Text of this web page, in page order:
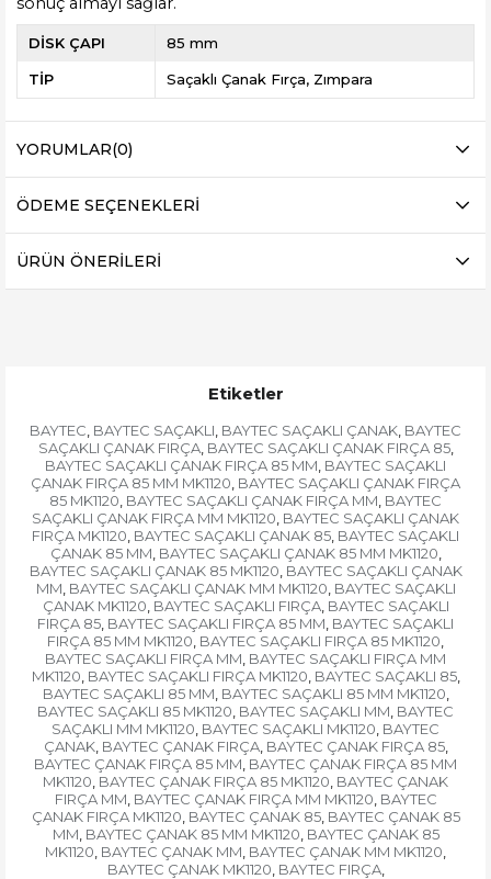
DİSK ÇAPI 85 mm
TİP Saçaklı Çanak Fırça Zımpara
YORUMLAR(0)
ÖDEME SEÇENEKLERI
ÜRÜN ÖNERILERI
Etiketler
BAYTEC BAYTEC SAÇAKLI BAYTEC SAÇAKLI ÇANAK BAYTEC
SAÇAKLI ÇANAK FIRÇA, BAYTEC SAÇAKLI ÇANAK FIRÇA 85,
BAYTEC SAÇAKLI ÇANAK FIRÇA 85 MM BAYTEC SAÇAKLI
ÇANAK FIRÇA 85 MM MK1120 BAYTEC SAÇAKLI ÇANAK FIRÇA
85 MK1120 BAYTEC SAÇAKLI ÇANAK FIRÇA MM BAYTEC
SAÇAKLI ÇANAK FIRÇA MM MK1120 BAYTEC SAÇAKLI ÇANAK
FIRÇA MK1120 BAYTEC SAÇAKLI ÇANAK 85 BAYTEC SAÇAKLI
ÇANAK 85 MM BAYTEC SAÇAKLI ÇANAK 85 MM MK1120
BAYTEC SAÇAKLI ÇANAK 85 MK1120 BAYTEC SAÇAKLI ÇANAK
MM BAYTEC SAÇAKLI ÇANAK MM MK1120 BAYTEC SAÇAKLI
ÇANAK MK1120 BAYTEC SAÇAKLI FIRÇA, BAYTEC SAÇAKLI
FIRÇA 85 BAYTEC SAÇAKLI FIRÇA 85 MM BAYTEC SAÇAKLI
FIRÇA 85 MM MK1120 BAYTEC SAÇAKLI FIRÇA 85 MK1120
BAYTEC SAÇAKLI FIRÇA MM BAYTEC SAÇAKLI FIRÇA MM
MK1120 BAYTEC SAÇAKLI FIRÇA MK1120 BAYTEC SAÇAKLI 85,
BAYTEC SAÇAKLI 85 MM BAYTEC SAÇAKLI 85 MM MK1120
BAYTEC SAÇAKLI 85 MK1120 BAYTEC SAÇAKLI MM BAYTEC
SAÇAKLI MM MK1120 BAYTEC SAÇAKLI MK1120 BAYTEC
ÇANAK, BAYTEC ÇANAK FIRÇA, BAYTEC ÇANAK FIRÇA 85,
BAYTEC ÇANAK FIRÇA 85 MM BAYTEC ÇANAK FIRÇA 85 MM
MK1120 BAYTEC ÇANAK FIRÇA 85 MK1120 BAYTEC ÇANAK
FIRÇA MM BAYTEC ÇANAK FIRÇA MM MK1120 BAYTEC
ÇANAK FIRÇA MK1120 BAYTEC ÇANAK 85, BAYTEC ÇANAK 85
MM BAYTEC ÇANAK 85 MM MK1120 BAYTEC ÇANAK 85
MK1120 BAYTEC ÇANAK MM BAYTEC ÇANAK MM MK1120
BAYTEC ÇANAK MK1120 BAYTEC FIRÇA,